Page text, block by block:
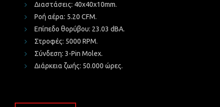
Διαστάσεις: 40x40x10mm.
Ροή αέρα: 5.20 CFM.
Επίπεδο θορύβου: 23.03 dBA.
Στροφές: 5000 RPM.
Σύνδεση: 3-Pin Molex.
Διάρκεια ζωής: 50.000 ώρες.